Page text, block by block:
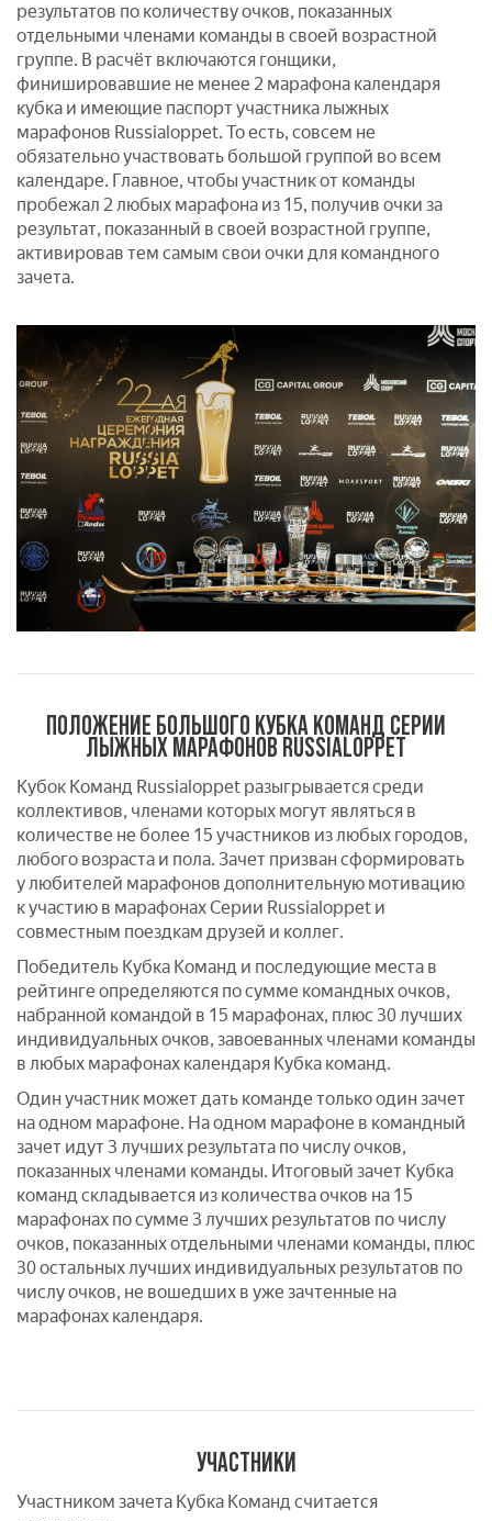
результатов по количеству очков, показанных
отдельными членами команды в своей возрастной
группе. В расчёт включаются гонщики,
финишировавшие не менее 2 марафона календаря
кубка и имеющие паспорт участника лыжных
марафонов Russialoppet. То есть, совсем не
обязательно участвовать большой группой во всем
календаре. Главное, чтобы участник от команды
пробежал 2 любых марафона из 15, получив очки за
результат, показанный в своей возрастной группе,
активировав тем самым свои очки для командного
зачета.
ПОЛОЖЕНИЕ БОЛЬШОГО КУБКА КОМАНД СЕРИИ
ЛЫЖНЫХ МАРАФОНОВ RUSSIALOPPET
Кубок Команд Russialoppet разыгрывается среди
коллективов, членами которых могут являться в
количестве не более 15 участников из любых городов,
любого возраста и пола. Зачет призван сформировать
у любителей марафонов дополнительную мотивацию
к участию в марафонах Серии Russialoppet и
совместным поездкам друзей и коллег.
Победитель Кубка Команд и последующие места в
рейтинге определяются по сумме командных очков,
набранной командой в 15 марафонах, плюс 30 лучших
индивидуальных очков, завоеванных членами команды
в любых марафонах календаря Кубка команд.
Один участник может дать команде только один зачет
на одном марафоне. На одном марафоне в командный
зачет идут 3 лучших результата по числу очков,
показанных членами команды. Итоговый зачет Кубка
команд складывается из количества очков на 15
марафонах по сумме 3 лучших результатов по числу
очков, показанных отдельными членами команды, плюс
30 остальных лучших индивидуальных результатов по
числу очков, не вошедших в уже зачтенные на
марафонах календаря.
УЧАСТНИКИ
Участником зачета Кубка Команд считается